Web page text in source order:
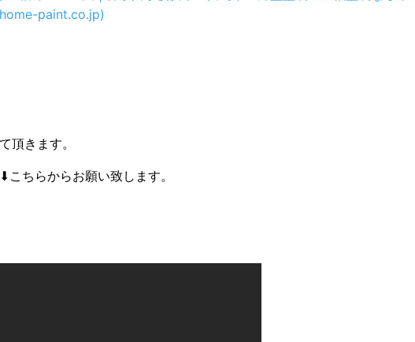
paint.co.jp)
頂きます。
ちらからお願い致します。